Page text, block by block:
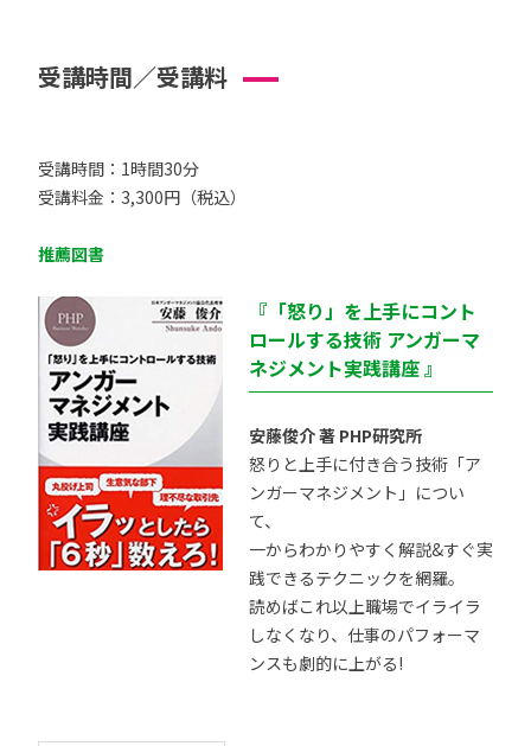
受講時間／受講料
受講時間：1時間30分
受講料金：3,300円（税込）
推薦図書
『「怒り」を上手にコント
ロールする技術 アンガーマ
ネジメント実践講座 』
安藤俊介 著 PHP研究所
怒りと上手に付き合う技術「ア
ンガーマネジメント」につい
て、
一からわかりやすく解説&すぐ実
践できるテクニックを網羅。
読めばこれ以上職場でイライラ
しなくなり、仕事のパフォーマ
ンスも劇的に上がる!